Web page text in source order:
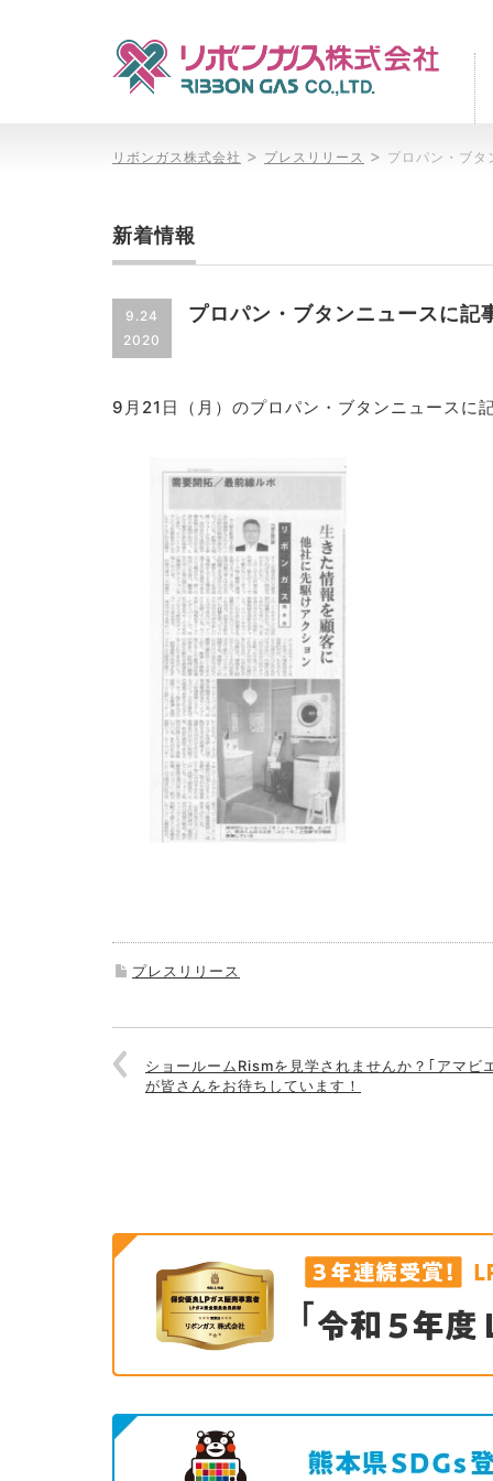
リボンガス株式会社 > プレスリリース > プロパン・ブタ
新着情報
9.24
2020
プロパン・ブタンニュースに記
9月21日（月）のプロパン・ブタンニュースに
プレスリリース
ショールームRismを見学されませんか？｢アマビ
が皆さんをお待ちしています！